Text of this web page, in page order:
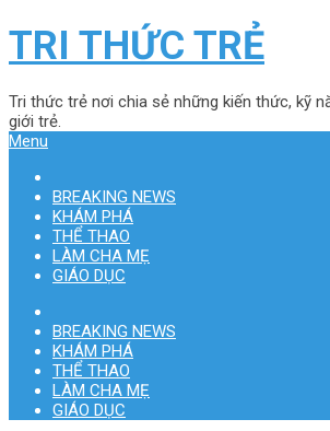
TRI THỨC TRẺ
Tri thức trẻ nơi chia sẻ những kiến thức, kỹ
giới trẻ.
Menu
BREAKING NEWS
KHÁM PHÁ
THỂ THAO
LÀM CHA MẸ
GIÁO DỤC
BREAKING NEWS
KHÁM PHÁ
THỂ THAO
LÀM CHA MẸ
GIÁO DỤC